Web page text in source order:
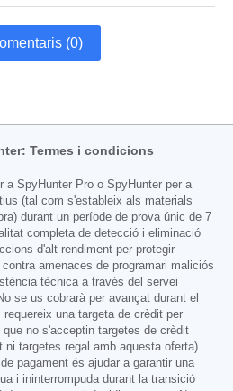
(0)
Termes i condicions
a SpyHunter Pro o SpyHunter per a
(tal com s'estableix als materials
durant un període de prova únic de 7
completa de detecció i eliminació
d'alt rendiment per protegir
amenaces de programari maliciós
tècnica a través del servei
se us cobrarà per avançat durant el
una targeta de crèdit per
no s'acceptin targetes de crèdit
targetes regal amb aquesta oferta).
pagament és ajudar a garantir una
i ininterrompuda durant la transició